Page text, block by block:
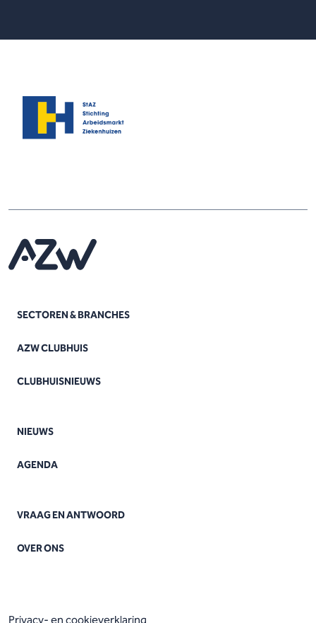
SECTOREN & BRANCHES
AZW CLUBHUIS
CLUBHUISNIEUWS
NIEUWS
AGENDA
VRAAG EN ANTWOORD
OVER ONS
Privacy- en cookieverklaring